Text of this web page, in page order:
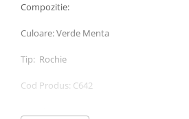
Compozitie:
Culoare: Verde Menta
Tip: Rochie
Cod Produs: C642